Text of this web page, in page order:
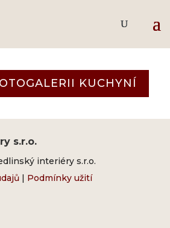
– kompakt
KUCHYNÍ
s.r.o.
interiéry s.r.o.
| Podmínky užití